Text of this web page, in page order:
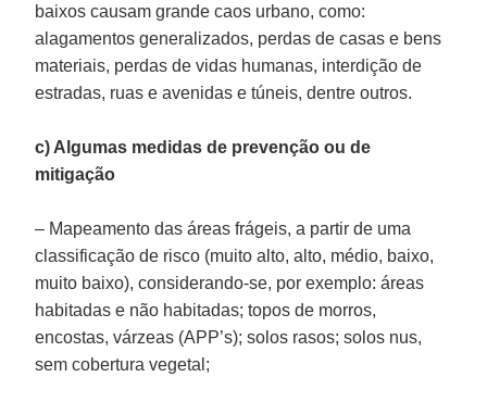
baixos causam grande caos urbano, como:
alagamentos generalizados, perdas de casas e bens
materiais, perdas de vidas humanas, interdição de
estradas, ruas e avenidas e túneis, dentre outros.
c) Algumas medidas de prevenção ou de
mitigação
– Mapeamento das áreas frágeis, a partir de uma
classificação de risco (muito alto, alto, médio, baixo,
muito baixo), considerando-se, por exemplo: áreas
habitadas e não habitadas; topos de morros,
encostas, várzeas (APP’s); solos rasos; solos nus,
sem cobertura vegetal;